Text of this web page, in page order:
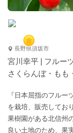
長野県須坂市
宮川幸平 | フルー
さくらんぼ・もも
『日本屈指のフル
を栽培、販売してお
果樹園がある北信州
良い土地のため、果